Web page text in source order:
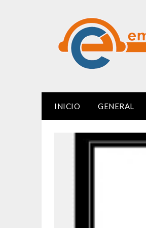
INICIO GENERAL